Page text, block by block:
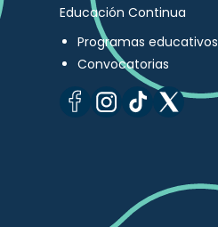
Educación Continua
Programas educativos
Convocatorias